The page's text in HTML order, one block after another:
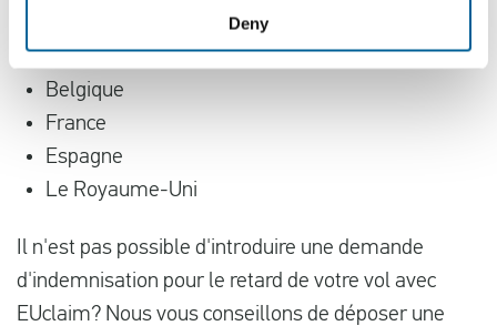
Deny
Allemagne
Belgique
France
Espagne
Le Royaume-Uni
Il n'est pas possible d'introduire une demande
d'indemnisation pour le retard de votre vol avec
EUclaim? Nous vous conseillons de déposer une